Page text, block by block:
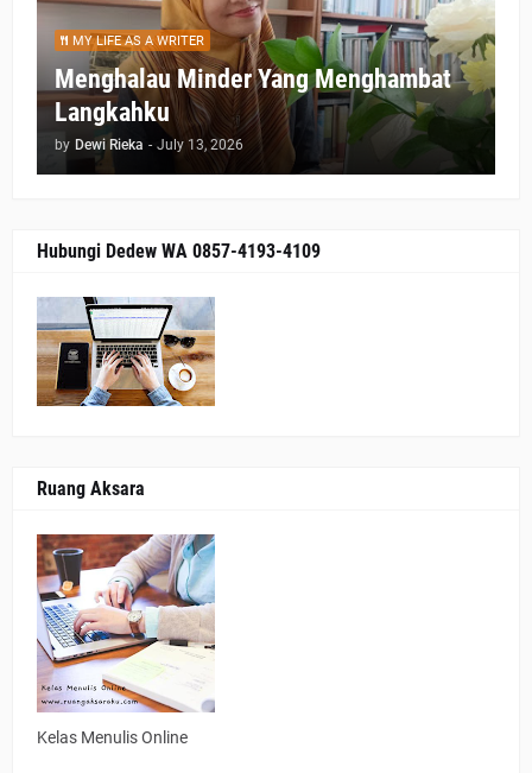
MY LIFE AS A WRITER
Menghalau Minder Yang Menghambat
Langkahku
by Dewi Rieka - July 13, 2026
Hubungi Dedew WA 0857-4193-4109
Ruang Aksara
Kelas Menulis Online